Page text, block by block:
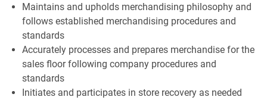
Maintains and upholds merchandising philosophy and
follows established merchandising procedures and
standards
Accurately processes and prepares merchandise for the
sales floor following company procedures and
standards
Initiates and participates in store recovery as needed